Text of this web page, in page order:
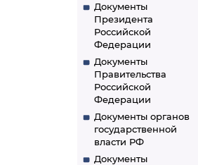
Документы
Президента
Российской
Федерации
Документы
Правительства
Российской
Федерации
Документы органов
государственной
власти РФ
Документы